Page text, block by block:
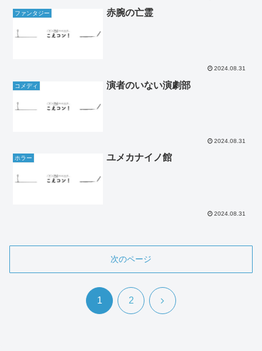
ファンタジー 赤腕の亡霊
2024.08.31
コメディ 演者のいない演劇部
2024.08.31
ホラー ユメカナイノ館
2024.08.31
次のページ
1 2 次